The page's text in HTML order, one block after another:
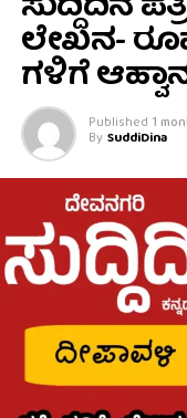
ಲೇಖನ-
ಗಳಿಗೆ
Published 1
By SuddiDina